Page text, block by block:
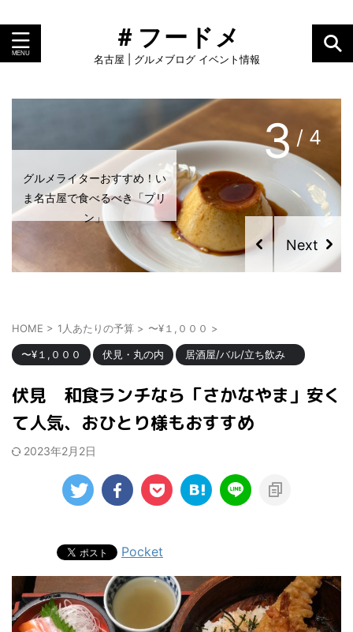
＃フードメ
名古屋 | グルメブログ イベント情報
グルメライターおすすめ！い
ま名古屋で食べるべき「プリ
ン」
3 / 4
HOME > 1人あたりの予算 > 〜¥１,０００ >
〜¥１,０００ 伏見・丸の内 居酒屋/バル/立ち飲み
伏見 和食ランチなら「さかなやま」安く
て人気、おひとり様もおすすめ
2023年2月2日
Pocket